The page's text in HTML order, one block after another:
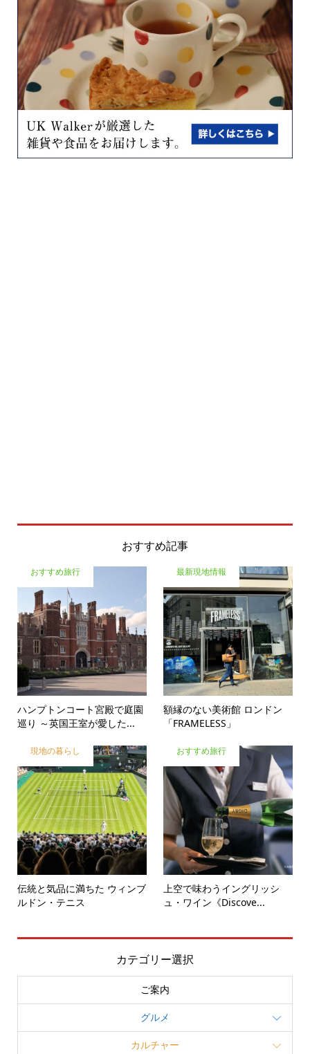
おすすめ記事
おすすめ旅行
ハンプトンコート宮殿で庭園
巡り ～英国王室が愛した...
最新現地情報
額縁のない美術館 ロンドン
「FRAMELESS」
現地の暮らし
伝統と気品に満ちた ウィンブ
ルドン・テニス
おすすめ旅行
上空で味わうイングリッシ
ュ・ワイン《Discove...
カテゴリー選択
ご案内
グルメ
カルチャー